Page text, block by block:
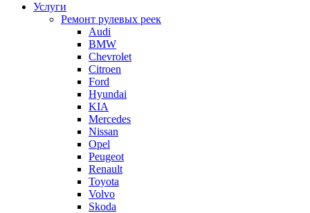
Услуги
Ремонт рулевых реек
Audi
BMW
Chevrolet
Citroen
Ford
Hyundai
KIA
Mercedes
Nissan
Opel
Peugeot
Renault
Toyota
Volvo
Skoda